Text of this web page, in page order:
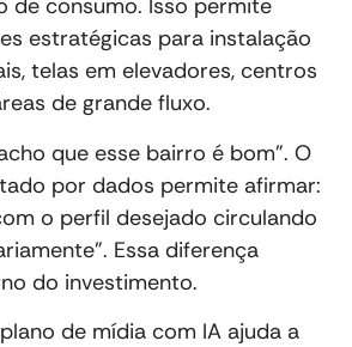
de consumo. Isso permite
estratégicas para instalação
telas em elevadores, centros
de grande fluxo.
que esse bairro é bom”. O
por dados permite afirmar:
o perfil desejado circulando
Essa diferença
do investimento.
de mídia com IA ajuda a